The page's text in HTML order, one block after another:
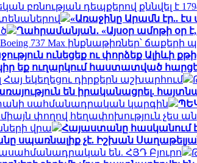
բռնության դեպքերով քննվել է
«Առաջինը Արամն էր..
Ղահրամանյան․ «Այսօր ամոթի օր
737 Max ինքնաթիռներ՝
ունեցեք ու փորձեք Ալիևի
եք ուղարկում հաստատված
եկեղեցու դիրքերն աշխարհում
են իրականացրել.
սահմանադրական կարգին
միայն փողով հեղափոխություն չես
վրա
Հայաստանը հասկանում
սպառնալիք չէ. Իշխան
են. ՀՅԴ Բյուրո